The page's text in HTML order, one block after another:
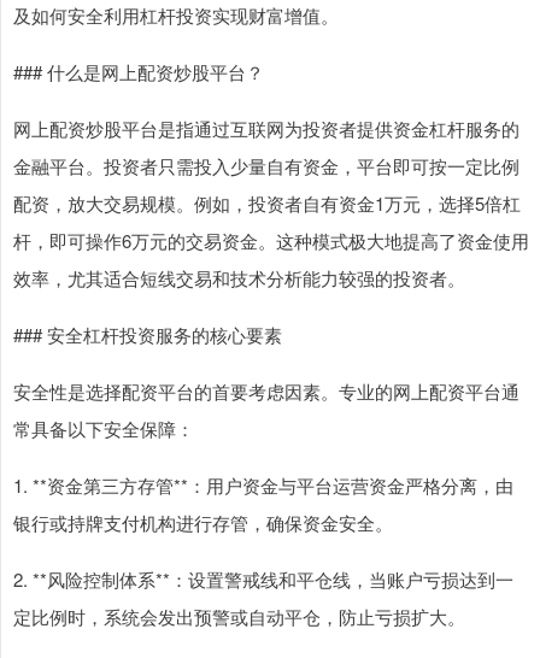
及如何安全利用杠杆投资实现财富增值。
### 什么是网上配资炒股平台？
网上配资炒股平台是指通过互联网为投资者提供资金杠杆服务的
金融平台。投资者只需投入少量自有资金，平台即可按一定比例
配资，放大交易规模。例如，投资者自有资金1万元，选择5倍杠
杆，即可操作6万元的交易资金。这种模式极大地提高了资金使用
效率，尤其适合短线交易和技术分析能力较强的投资者。
### 安全杠杆投资服务的核心要素
安全性是选择配资平台的首要考虑因素。专业的网上配资平台通
常具备以下安全保障：
1. **资金第三方存管**：用户资金与平台运营资金严格分离，由
银行或持牌支付机构进行存管，确保资金安全。
2. **风险控制体系**：设置警戒线和平仓线，当账户亏损达到一
定比例时，系统会发出预警或自动平仓，防止亏损扩大。